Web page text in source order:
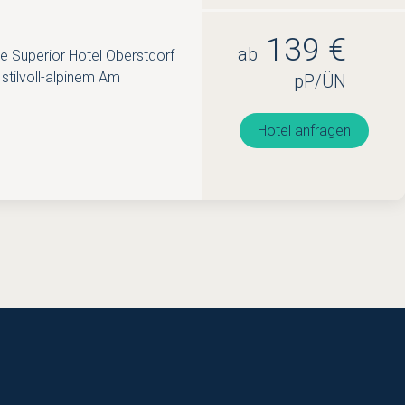
Superior Hotel Oberstdorf
alpinem Am
ab 139 €
pP/ÜN
Hotel anfragen